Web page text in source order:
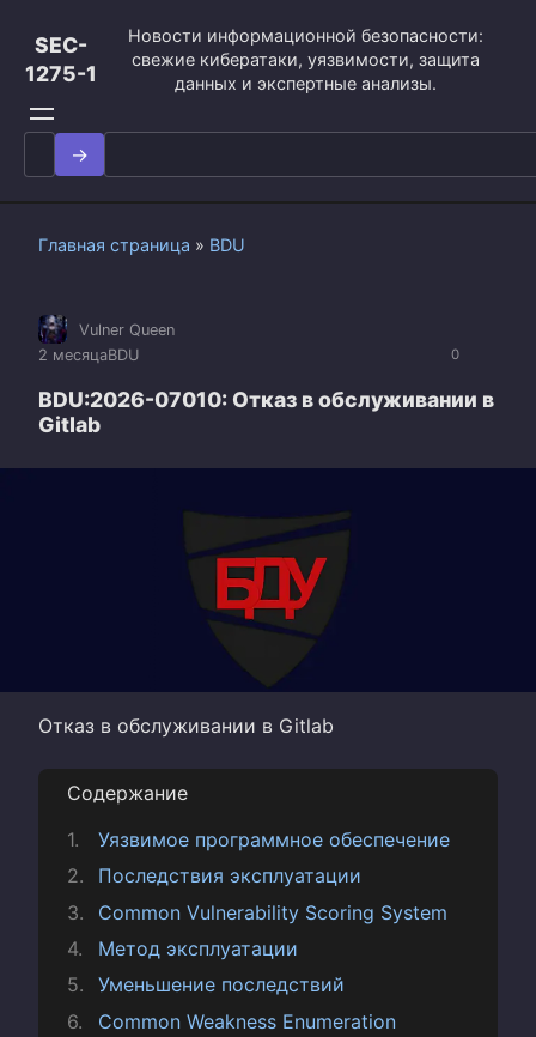
контенту
SEC-
1275-1
Новости информационной безопасности:
свежие кибератаки, уязвимости, защита
данных и экспертные анализы.
Search
for:
Главная страница » BDU
0
Vulner Queen
2 месяцаBDU
BDU:2026-07010: Отказ в обслуживании в
Gitlab
Отказ в обслуживании в Gitlab
Содержание
Уязвимое программное обеспечение
Последствия эксплуатации
Common Vulnerability Scoring System
Метод эксплуатации
Уменьшение последствий
Common Weakness Enumeration